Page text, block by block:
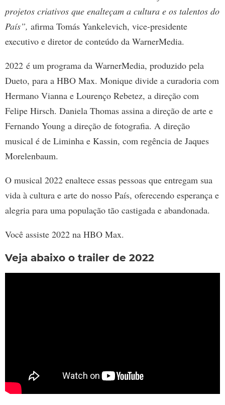
projetos criativos que enalteçam a cultura e os talentos do
País”, afirma Tomás Yankelevich, vice-presidente
executivo e diretor de conteúdo da WarnerMedia.
2022 é um programa da WarnerMedia, produzido pela
Dueto, para a HBO Max. Monique divide a curadoria com
Hermano Vianna e Lourenço Rebetez, a direção com
Felipe Hirsch. Daniela Thomas assina a direção de arte e
Fernando Young a direção de fotografia. A direção
musical é de Liminha e Kassin, com regência de Jaques
Morelenbaum.
O musical 2022 enaltece essas pessoas que entregam sua
vida à cultura e arte do nosso País, oferecendo esperança e
alegria para uma população tão castigada e abandonada.
Você assiste 2022 na HBO Max.
Veja abaixo o trailer de 2022